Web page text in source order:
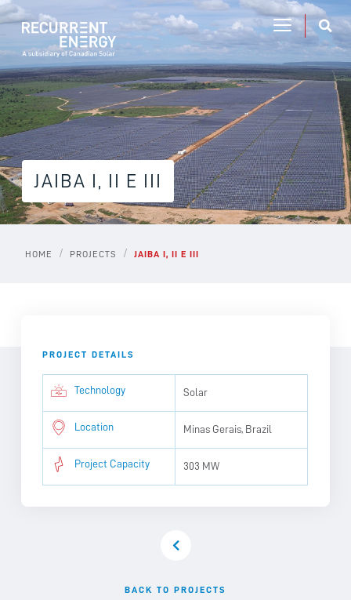
JAIBA I, II E III
HOME / PROJECTS / JAIBA I, II E III
PROJECT DETAILS
Technology Solar
Location Minas Gerais, Brazil
Project Capacity 303 MW
BACK TO PROJECTS